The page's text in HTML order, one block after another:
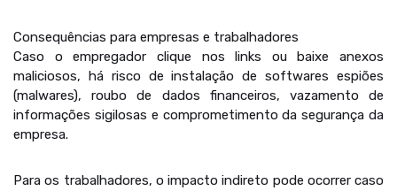
Consequências para empresas e trabalhadores
Caso o empregador clique nos links ou baixe anexos
maliciosos, há risco de instalação de softwares espiões
(malwares), roubo de dados financeiros, vazamento de
informações sigilosas e comprometimento da segurança da
empresa.
Para os trabalhadores, o impacto indireto pode ocorrer caso